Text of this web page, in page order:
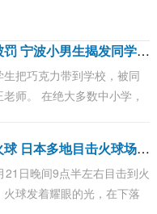
揭
发带零食反被罚 宁波小男生揭发同学带零食反被罚
把巧克力带到学校，被同
师。 在绝大多数中小学，
日
本多地目击火球 日本多地目击火球场面堪比科幻大片
21日晚间9点半左右目击到火
球发着耀眼的光，在下落